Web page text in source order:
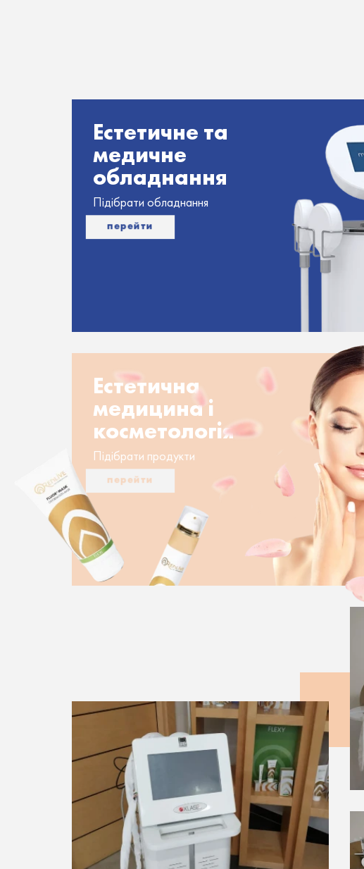
Естетичне та
медичне
обладнання
Підібрати обладнання
перейти
Естетична
медицина і
косметологія
Підібрати продукти
перейти